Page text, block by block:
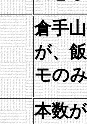
倉手
が、
モの
本数